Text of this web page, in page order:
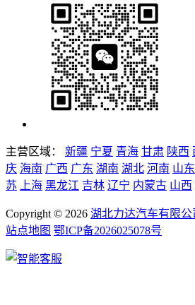
主营区域： 新疆 宁夏 青海 甘肃 陕西
庆 海南 广西 广东 湖南 湖北 河南 山东
苏
上海 黑龙江 吉林 辽宁 内蒙古 山西
Copyright © 2026 湖北力达汽车有限公
站点地图 鄂ICP备2026025078号